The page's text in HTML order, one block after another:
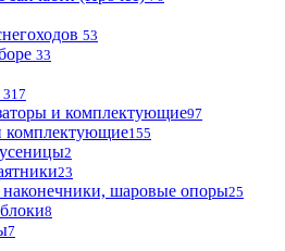
53
33
317
и комплектующие97
комплектующие155
2
23
наконечники, шаровые опоры25
8
7